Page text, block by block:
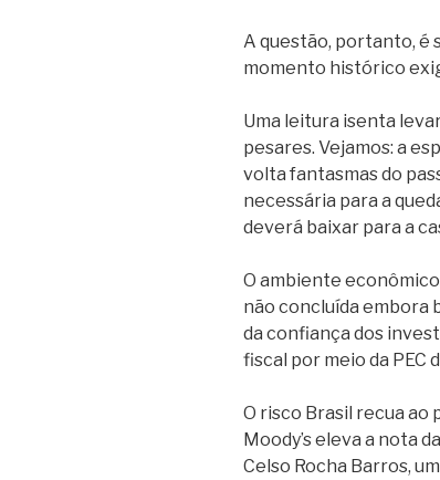
A questão, portanto, é
momento histórico
Uma leitura isenta
pesares. Vejamos: a
volta fantasmas do
necessária para a
deverá baixar para a
O ambiente
não concluída embora
da confiança dos
fiscal por meio da PEC
O risco Brasil recua ao
Moody’s eleva a nota
Celso Rocha Barros,